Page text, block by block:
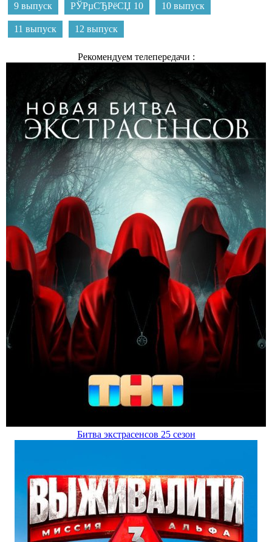
9 выпуск РЎРµСЂРёСЏ 10 10 выпуск
11 выпуск 12 выпуск
Рекомендуем телепередачи :
Битва экстрасенсов 25 сезон